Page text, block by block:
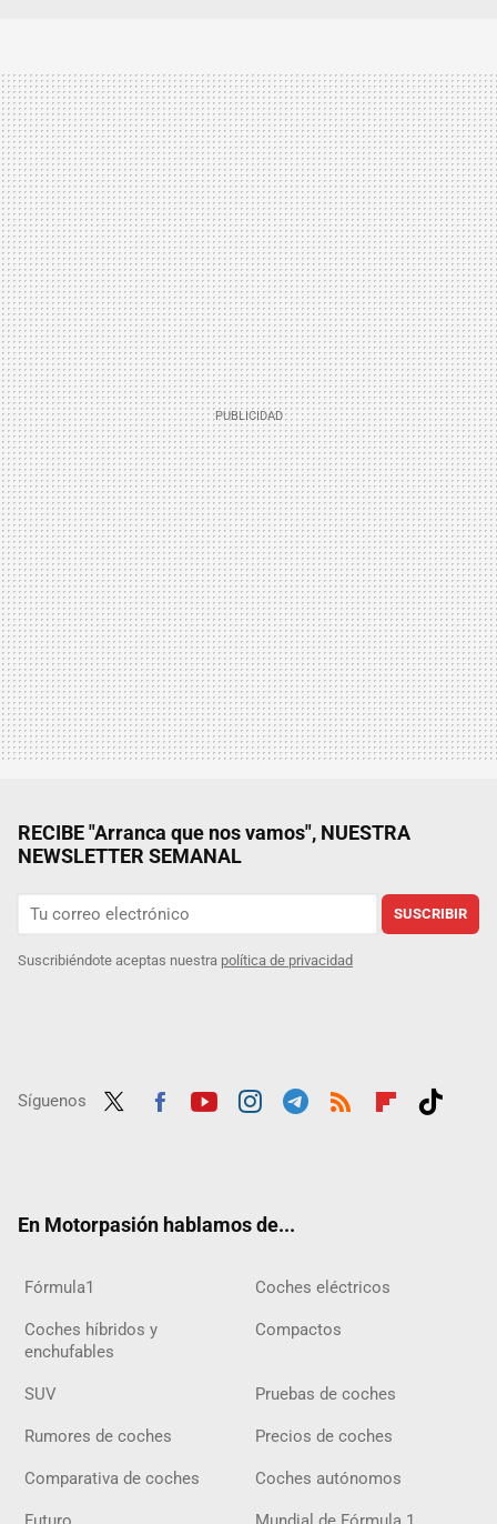
RECIBE "Arranca que nos vamos", NUESTRA
NEWSLETTER SEMANAL
SUSCRIBIR
Suscribiéndote aceptas nuestra política de privacidad
Síguenos
En Motorpasión hablamos de...
Fórmula1 Coches eléctricos
Coches híbridos y
enchufables
Compactos
SUV Pruebas de coches
Rumores de coches Precios de coches
Comparativa de coches Coches autónomos